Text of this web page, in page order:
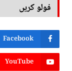
فولو کریں
Facebook
YouTube